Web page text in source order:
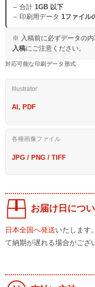
合計 1GB 以下
印刷用データ 1ファイル
※ 入稿前に必ずデータの内
入稿にご注意ください。
対応可能な印刷データ形式
Illustrator
AI, PDF
各種画像ファイル
JPG / PNG / TIFF
お届け日につ
日本全国へ発送いたします
て納期が遅れる場合がござ